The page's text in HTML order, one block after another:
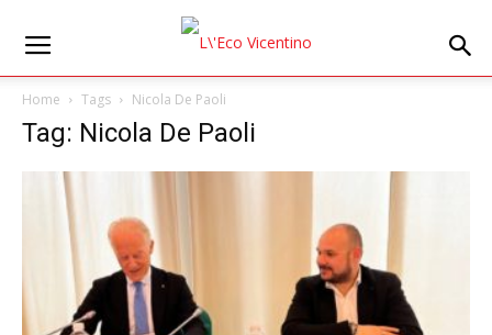
Home Tags Nicola De Paoli
Tag: Nicola De Paoli